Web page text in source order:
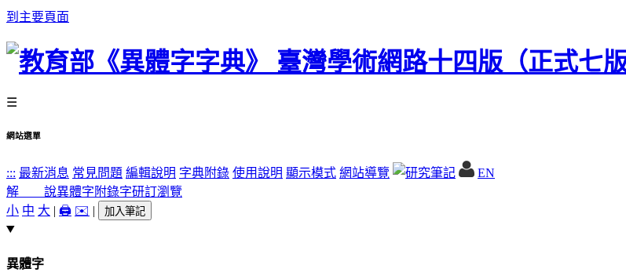
到主要頁面
☰
網站選單
::: 最新消息 常見問題 編輯說明 字典附錄 使用說明 顯示模式 網站導覽
EN
解 說異體字 附錄字研訂瀏覽
小 中 大 | 🖨️ ✉️ | 加入筆記
異體字